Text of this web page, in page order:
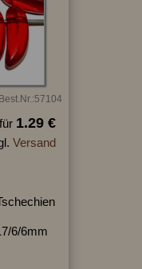
Best.Nr.:57104
für 1.29 €
Versand
6/6mm